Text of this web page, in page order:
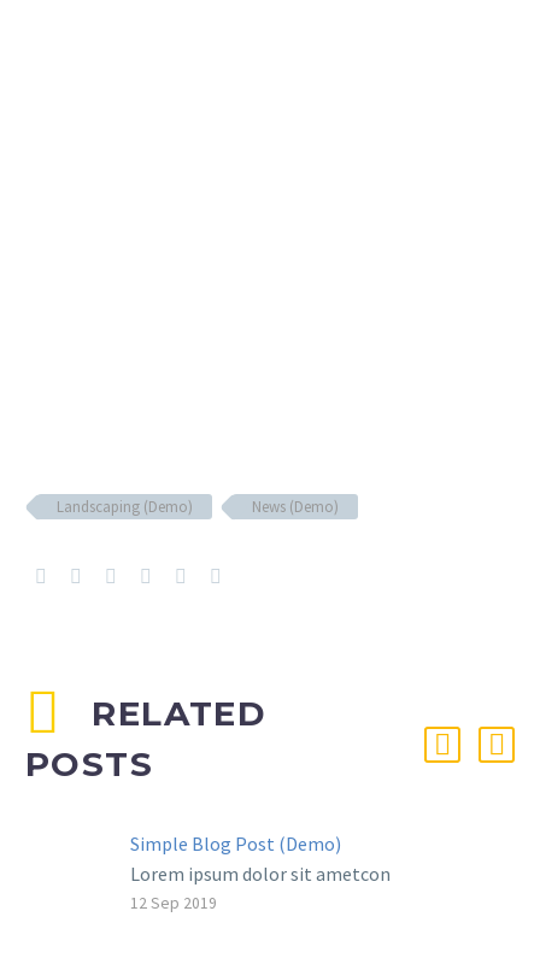
Landscaping (Demo) News (Demo)
RELATED
POSTS
Simple Blog Post (Demo)
Lorem ipsum dolor sit ametcon
sectetur adipisicing elit, sed
12 Sep 2019